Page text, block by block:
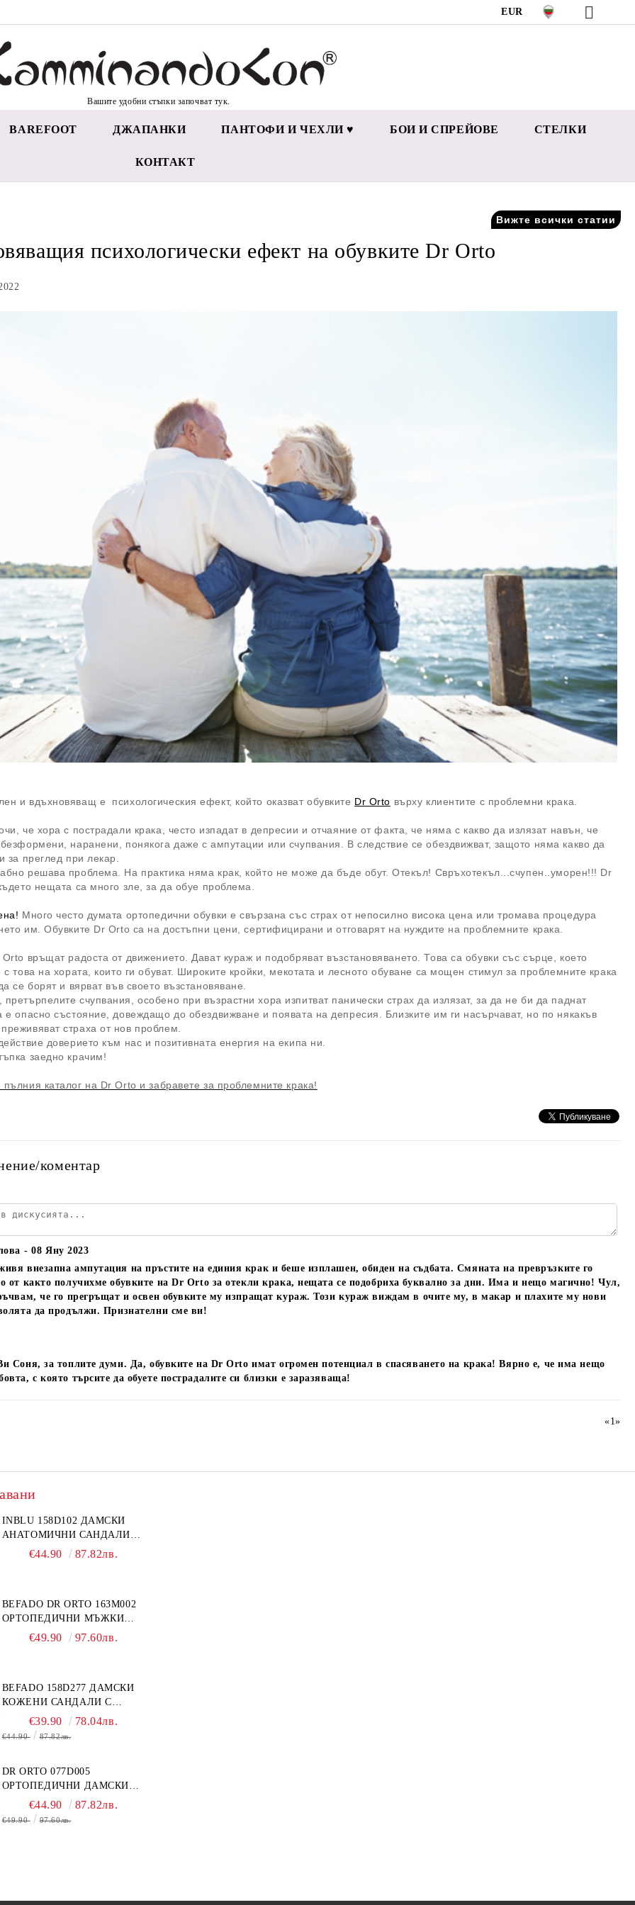
EUR
Вашите удобни стъпки започват тук.
BAREFOOT ДЖАПАНКИ ПАНТОФИ И ЧЕХЛИ ♥ БОИ И СПРЕЙОВЕ СТЕЛКИ
КОНТАКТ
Вижте всички статии
психологически eфект на обувките Dr Orto
и вдъхновяващ е психологическия eфект, който оказват обувките Dr Orto върху клиентите с проблемни крака.
че хора с пострадали крака, често изпадат в депресии и отчаяние от факта, че няма с какво да излязат навън, че
наранени, понякога даже с ампутации или счупвания. В следствие се обездвижват, защото няма какво да
за преглед при лекар.
решава проблема. На практика няма крак, който не може да бъде обут. Отекъл! Свръхотекъл...счупен..уморен!!! Dr
нещата са много зле, за да обуе проблема.
Много често думата ортопедични обувки е свързана със страх от непосилно висока цена или тромава процедура
им. Обувките Dr Orto са на достъпни цени, сертифицирани и отговарят на нуждите на проблемните крака.
връщат радоста от движението. Дават кураж и подобряват възстановяването. Това са обувки със сърце, което
с това на хората, които ги обуват. Широките кройки, мекотата и лесното обуване са мощен стимул за проблемните крака
се борят и вярват във своето възстановяване.
счупвания, особено при възрастни хора изпитват панически страх да излязат, за да не би да паднат
е опасно състояние, довеждащо до обездвижване и появата на депресия. Близките им ги насърчават, но по някакъв
страха от нов проблем.
доверието към нас и позитивната енергия на екипа ни.
заедно крачим!
пълния каталог на Dr Orto и забравете за проблемните крака!
коментар
08 Яну 2023
внезапна ампутация на пръстите на единия крак и беше изплашен, обиден на съдбата. Смяната на превръзките го
от както получихме обувките на Dr Orto за отекли крака, нещата се подобриха буквално за дни. Има и нещо магично! Чул,
че го прегръщат и освен обувките му изпращат кураж. Този кураж виждам в очите му, в макар и плахите му нови
да продължи. Признателни сме ви!
Соня, за топлите думи. Да, обувките на Dr Orto имат огромен потенциал в спасяването на крака! Вярно е, че има нещо
с която търсите да обуете пострадалите си близки е заразяваща!
«1»
INBLU 158D102 ДАМСКИ
АНАТОМИЧНИ САНДАЛИ
ОТ ЕСТЕСТВЕНА КОЖА,
€44.90 87.82лв.
BEFADO DR ORTO 163M002
ОРТОПЕДИЧНИ МЪЖКИ
ОБУВКИ ЗА ГИПСИРАН ИЛИ
€49.90 97.60лв.
BEFADO 158D277 ДАМСКИ
КОЖЕНИ САНДАЛИ С
ВЕЛКРО, БЕЛИ
€39.90 78.04лв.
€44.90 87.82лв.
DR ORTO 077D005
ОРТОПЕДИЧНИ ДАМСКИ
САНДАЛИ ЗА ОТЕКЪЛ
КРАК, БЕЖОВИ
€44.90 87.82лв.
€49.90 97.60лв.